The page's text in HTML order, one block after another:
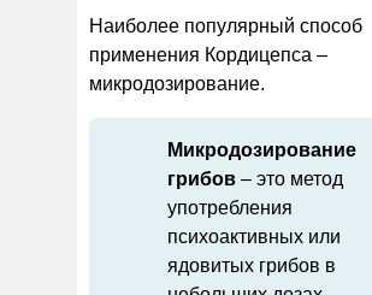
Наиболее популярный способ
применения Кордицепса –
микродозирование.
Микродозирование
грибов – это метод
употребления
психоактивных или
ядовитых грибов в